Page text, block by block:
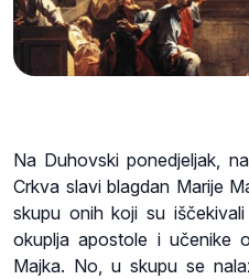
Na Duhovski ponedjeljak,
Crkva slavi blagdan Marije
skupu onih koji su
okuplja apostole i učenike
Majka. No, u skupu se